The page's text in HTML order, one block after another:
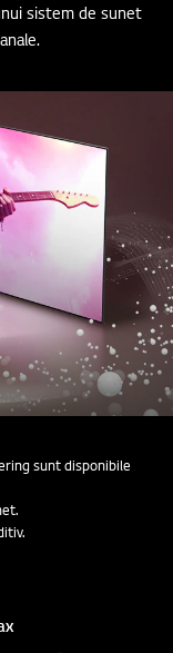
sistem de sunet
sunt disponibile